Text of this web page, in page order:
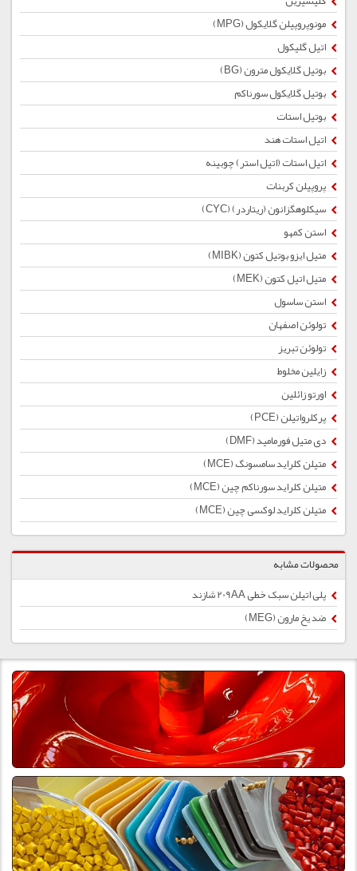
مونوپروپیلن گلایکول (MPG)
اتیل گلیکول
بوتیل گلایكول مترون (BG)
بوتیل گلایکول سورناکم
بوتیل استات
اتیل استات هند
اتیل استات (اتیل استر) چوبینه
پروپیلن کربنات
سیکلوهگزانون (ریتاردر) (CYC)
استن کمهو
متیل ایزو بوتیل کتون (MIBK)
متیل اتیل کتون (MEK)
استن ساسول
تولوئن اصفهان
تولوئن تبریز
زایلین مخلوط
اورتو زائلین
پرکلرواتیلن (PCE)
دی متیل فورمامید (DMF)
متیلن کلراید سامسونگ (MCE)
متیلن کلراید سورناکم چین (MCE)
متیلن کلراید لوکسی چین (MCE)
محصولات مشابه
پلی اتیلن سبک خطی 209AA شازند
ضد یخ مارون (MEG)